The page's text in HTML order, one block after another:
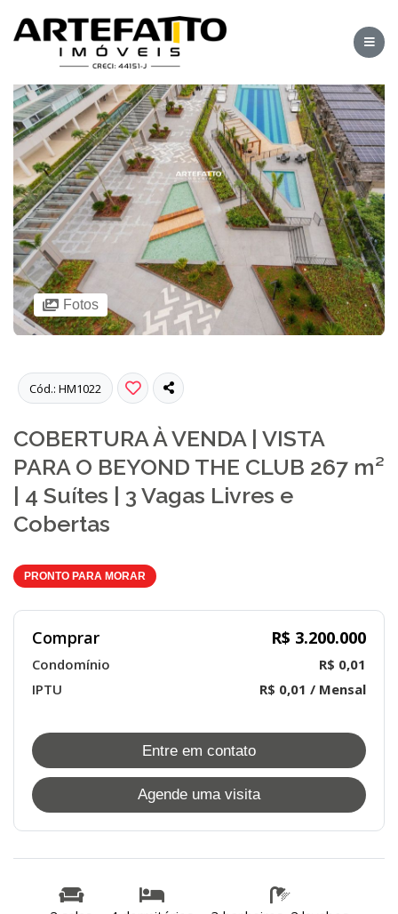
Fotos
Cód.: HM1022
COBERTURA À VENDA | VISTA
PARA O BEYOND THE CLUB 267 m²
| 4 Suítes | 3 Vagas Livres e
Cobertas
PRONTO PARA MORAR
Comprar R$ 3.200.000
Condomínio
R$ 0,01
IPTU
R$ 0,01 / Mensal
Entre em contato
Agende uma visita